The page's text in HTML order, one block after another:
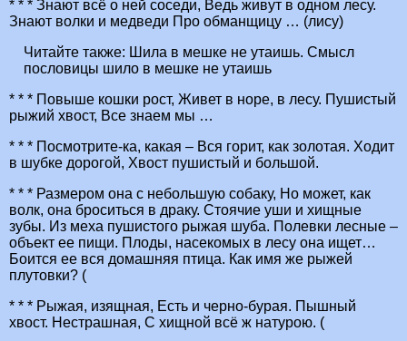
* * * Знают всё о ней соседи, Ведь живут в одном лесу.
Знают волки и медведи Про обманщицу … (лису)
Читайте также: Шила в мешке не утаишь. Смысл
пословицы шило в мешке не утаишь
* * * Повыше кошки рост, Живет в норе, в лесу. Пушистый
рыжий хвост, Все знаем мы …
* * * Посмотрите-ка, какая – Вся горит, как золотая. Ходит
в шубке дорогой, Хвост пушистый и большой.
* * * Размером она с небольшую собаку, Но может, как
волк, она броситься в драку. Стоячие уши и хищные
зубы. Из меха пушистого рыжая шуба. Полевки лесные –
объект ее пищи. Плоды, насекомых в лесу она ищет…
Боится ее вся домашняя птица. Как имя же рыжей
плутовки? (
* * * Рыжая, изящная, Есть и черно-бурая. Пышный
хвост. Нестрашная, С хищной всё ж натурою. (